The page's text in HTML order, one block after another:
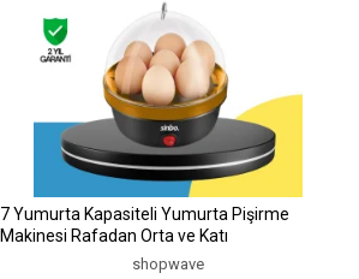
7 Yumurta Kapasiteli Yumurta Pişirme
Makinesi Rafadan Orta ve Katı
shopwave